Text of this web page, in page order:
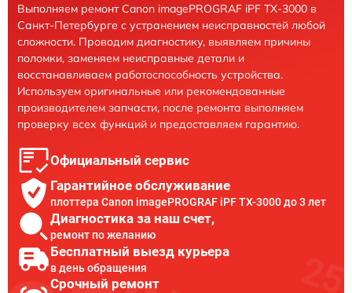
Выполняем ремонт Canon imagePROGRAF iPF TX-3000 в
Санкт-Петербурге с устранением неисправностей любой
сложности. Проводим диагностику, выявляем причины
поломки, заменяем неисправные детали и
восстанавливаем работоспособность устройства.
Используем оригинальные или рекомендованные
производителем запчасти, после ремонта выполняем
проверку всех функций и предоставляем гарантию.
Официальный сервис
Гарантийное обслуживание
плоттера Canon imagePROGRAF iPF TX-3000 до 3 лет
Диагностика за наш счет,
ремонт по желанию
Бесплатный выезд курьера
в день обращения
Срочный ремонт